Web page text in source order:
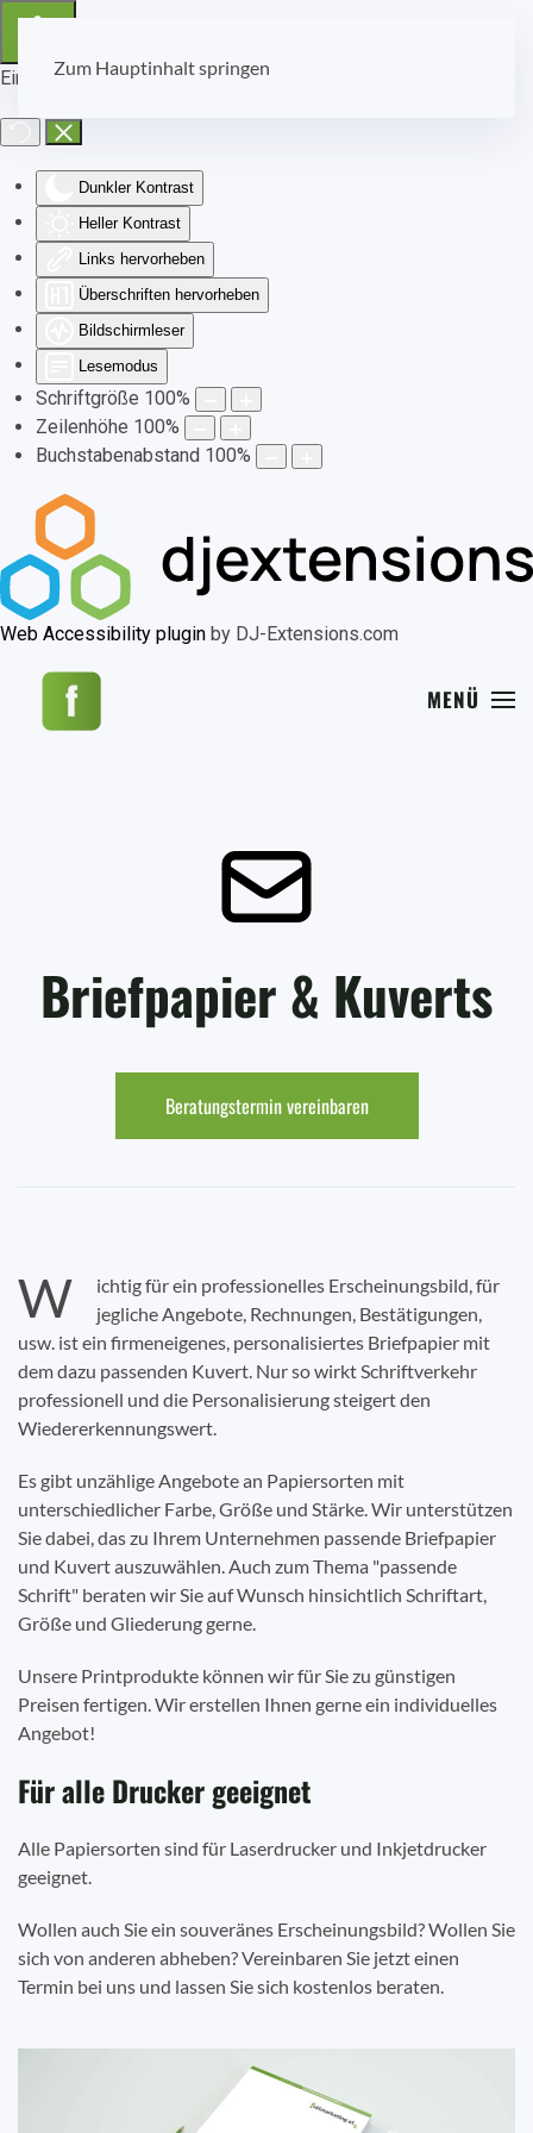
Eingabehilfen öffnen
Dunkler Kontrast
Heller Kontrast
Links hervorheben
Überschriften hervorheben
Bildschirmleser
Lesemodus
Schriftgröße 100%
Zeilenhöhe 100%
Buchstabenabstand 100%
Web Accessibility plugin by DJ-Extensions.com
Zum Hauptinhalt springen
MENÜ
Briefpapier & Kuverts
Beratungstermin vereinbaren
W
ichtig für ein professionelles Erscheinungsbild, für
jegliche Angebote, Rechnungen, Bestätigungen,
usw. ist ein firmeneigenes, personalisiertes Briefpapier mit
dem dazu passenden Kuvert. Nur so wirkt Schriftverkehr
professionell und die Personalisierung steigert den
Wiedererkennungswert.
Es gibt unzählige Angebote an Papiersorten mit
unterschiedlicher Farbe, Größe und Stärke. Wir unterstützen
Sie dabei, das zu Ihrem Unternehmen passende Briefpapier
und Kuvert auszuwählen. Auch zum Thema "passende
Schrift" beraten wir Sie auf Wunsch hinsichtlich Schriftart,
Größe und Gliederung gerne.
Unsere Printprodukte können wir für Sie zu günstigen
Preisen fertigen. Wir erstellen Ihnen gerne ein individuelles
Angebot!
Für alle Drucker geeignet
Alle Papiersorten sind für Laserdrucker und Inkjetdrucker
geeignet.
Wollen auch Sie ein souveränes Erscheinungsbild? Wollen Sie
sich von anderen abheben? Vereinbaren Sie jetzt einen
Termin bei uns und lassen Sie sich kostenlos beraten.